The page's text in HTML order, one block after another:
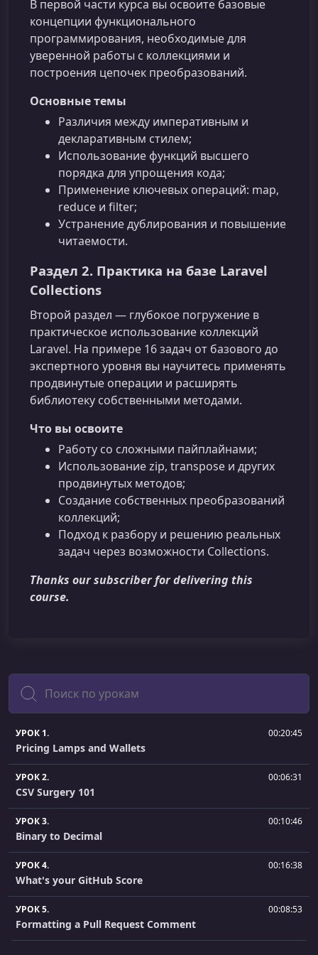
В первой части курса вы освоите базовые
концепции функционального
программирования, необходимые для
уверенной работы с коллекциями и
построения цепочек преобразований.
Основные темы
Различия между императивным и
декларативным стилем;
Использование функций высшего
порядка для упрощения кода;
Применение ключевых операций: map,
reduce и filter;
Устранение дублирования и повышение
читаемости.
Раздел 2. Практика на базе Laravel
Collections
Второй раздел — глубокое погружение в
практическое использование коллекций
Laravel. На примере 16 задач от базового до
экспертного уровня вы научитесь применять
продвинутые операции и расширять
библиотеку собственными методами.
Что вы освоите
Работу со сложными пайплайнами;
Использование zip, transpose и других
продвинутых методов;
Создание собственных преобразований
коллекций;
Подход к разбору и решению реальных
задач через возможности Collections.
Thanks our subscriber for delivering this
course.
Поиск
УРОК 1. 00:20:45
Pricing Lamps and Wallets
УРОК 2. 00:06:31
CSV Surgery 101
УРОК 3. 00:10:46
Binary to Decimal
УРОК 4. 00:16:38
What's your GitHub Score
УРОК 5. 00:08:53
Formatting a Pull Request Comment